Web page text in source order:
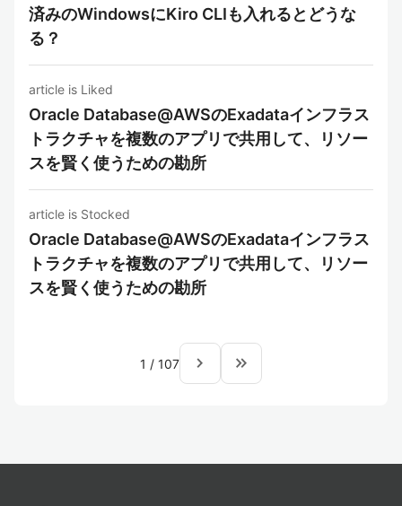
済みのWindowsにKiro CLIも入れるとどうな
る？
article is Liked
Oracle Database@AWSのExadataインフラス
トラクチャを複数のアプリで共用して、リソー
スを賢く使うための勘所
article is Stocked
Oracle Database@AWSのExadataインフラス
トラクチャを複数のアプリで共用して、リソー
スを賢く使うための勘所
1 / 107 navigate_next keyboard_double_arrow_right